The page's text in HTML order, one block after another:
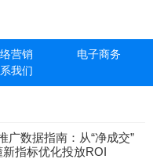
营销
电子商务
我们
广数据指南：从“净成交”
新指标优化投放ROI